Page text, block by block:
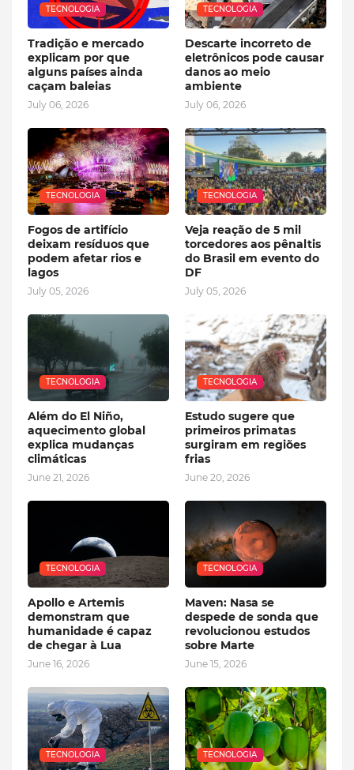
TECNOLOGIA
Tradição e mercado
explicam por que
alguns países ainda
caçam baleias
July 06, 2026
TECNOLOGIA
Descarte incorreto de
eletrônicos pode causar
danos ao meio
ambiente
July 06, 2026
TECNOLOGIA
Fogos de artifício
deixam resíduos que
podem afetar rios e
lagos
July 05, 2026
TECNOLOGIA
Veja reação de 5 mil
torcedores aos pênaltis
do Brasil em evento do
DF
July 05, 2026
TECNOLOGIA
Além do El Niño,
aquecimento global
explica mudanças
climáticas
June 21, 2026
TECNOLOGIA
Estudo sugere que
primeiros primatas
surgiram em regiões
frias
June 20, 2026
TECNOLOGIA
Apollo e Artemis
demonstram que
humanidade é capaz
de chegar à Lua
June 16, 2026
TECNOLOGIA
Maven: Nasa se
despede de sonda que
revolucionou estudos
sobre Marte
June 15, 2026
TECNOLOGIA TECNOLOGIA